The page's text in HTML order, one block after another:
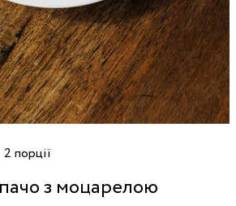
2 порції
з моцарелою